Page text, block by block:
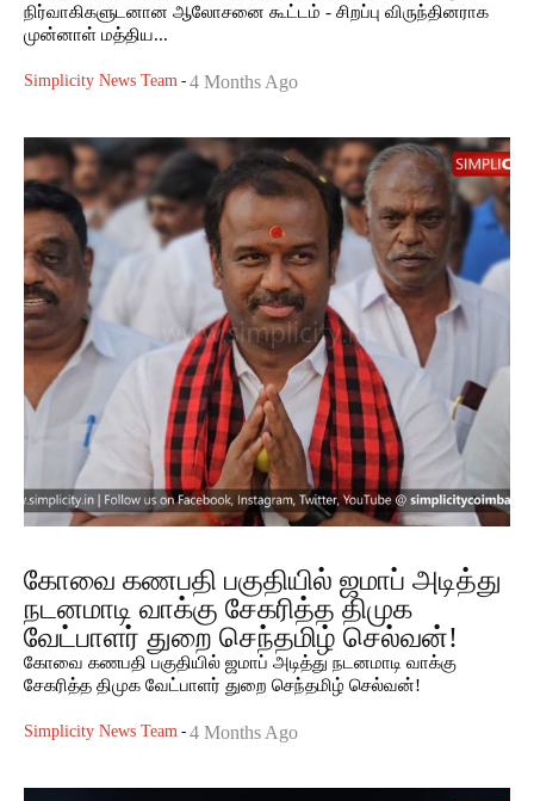
நிர்வாகிகளுடனான ஆலோசனை கூட்டம் - சிறப்பு விருந்தினராக
முன்னாள் மத்திய...
Simplicity News Team - 4 Months Ago
கோவை கணபதி பகுதியில் ஜமாப் அடித்து
நடனமாடி வாக்கு சேகரித்த திமுக
வேட்பாளர் துறை செந்தமிழ் செல்வன்!
கோவை கணபதி பகுதியில் ஜமாப் அடித்து நடனமாடி வாக்கு
சேகரித்த திமுக வேட்பாளர் துறை செந்தமிழ் செல்வன்!
Simplicity News Team - 4 Months Ago